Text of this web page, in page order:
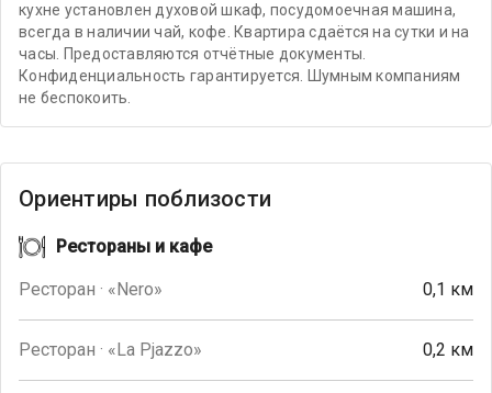
кухне установлен духовой шкаф, посудомоечная машина,
всегда в наличии чай, кофе. Квартира сдаётся на сутки и на
часы. Предоставляются отчётные документы.
Конфиденциальность гарантируется. Шумным компаниям
не беспокоить.
Ориентиры поблизости
Рестораны и кафе
Ресторан · «Nero» 0,1 км
Ресторан · «La Pjazzo» 0,2 км